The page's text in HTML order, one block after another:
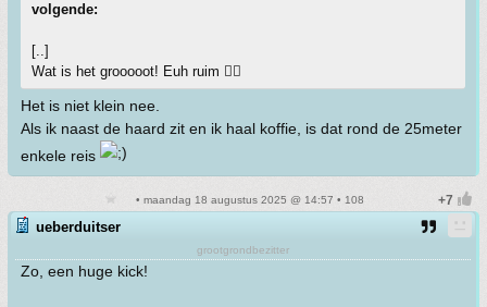
volgende:
[..]
Wat is het grooooot! Euh ruim 👍🏼
Het is niet klein nee.
Als ik naast de haard zit en ik haal koffie, is dat rond de 25meter
enkele reis
• maandag 18 augustus 2025 @ 14:57 • 108
ueberduitser
grootgrondbezitter
Zo, een huge kick!